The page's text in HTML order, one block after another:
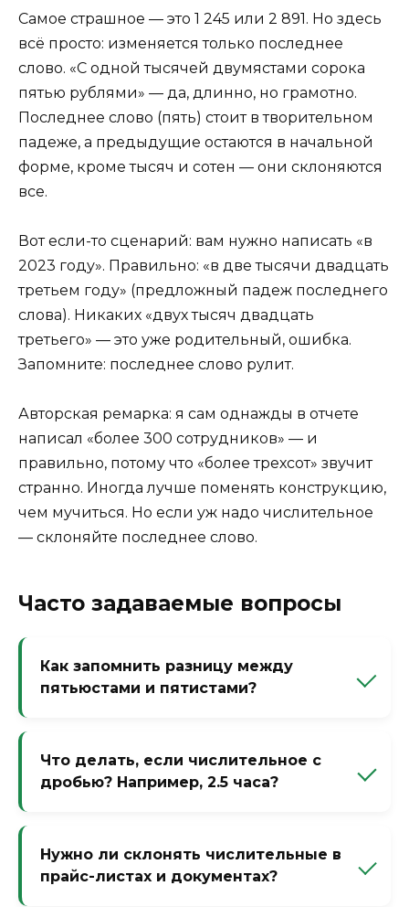
Самое страшное — это 1 245 или 2 891. Но здесь
всё просто: изменяется только последнее
слово. «С одной тысячей двумястами сорока
пятью рублями» — да, длинно, но грамотно.
Последнее слово (пять) стоит в творительном
падеже, а предыдущие остаются в начальной
форме, кроме тысяч и сотен — они склоняются
все.
Вот если-то сценарий: вам нужно написать «в
2023 году». Правильно: «в две тысячи двадцать
третьем году» (предложный падеж последнего
слова). Никаких «двух тысяч двадцать
третьего» — это уже родительный, ошибка.
Запомните: последнее слово рулит.
Авторская ремарка: я сам однажды в отчете
написал «более 300 сотрудников» — и
правильно, потому что «более трехсот» звучит
странно. Иногда лучше поменять конструкцию,
чем мучиться. Но если уж надо числительное
— склоняйте последнее слово.
Часто задаваемые вопросы
Как запомнить разницу между
пятьюстами и пятистами?
пятьюстами. Ошибка пятистами
возникает, когда по ошибке склоняют как
Что делать, если числительное с
дробью? Например, 2.5 часа?
знаменатель — как порядковое.
Именительный: две целых пять десятых
Нужно ли склонять числительные в
прайс-листах и документах?